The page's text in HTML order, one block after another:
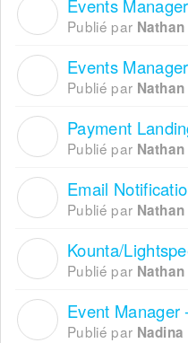
Events
Publié par
Events
Publié par
Payment
Publié par
Email
Publié par
Kounta/
Publié par
Event Manager
Publié par